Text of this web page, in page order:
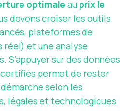
optimale au prix le
devons croiser les outils
plateformes de
réel) et une analyse
S’appuyer sur des données
permet de rester
selon les
légales et technologiques